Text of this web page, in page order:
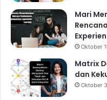
Mari
Oktober
Matrix
dan
Oktober